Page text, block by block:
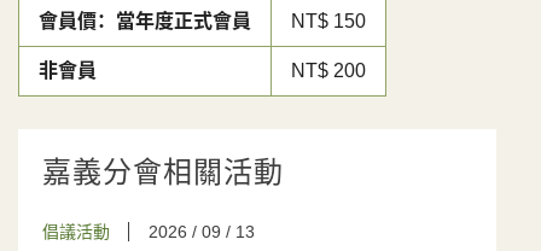
會員價：當年度正式會員 NT$ 150
非會員 NT$ 200
嘉義分會相關活動
倡議活動 2026 / 09 / 13